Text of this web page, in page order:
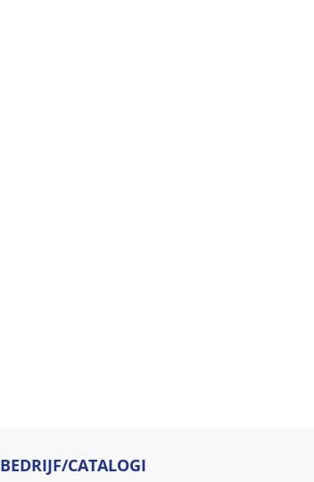
BEDRIJF/CATALOGI